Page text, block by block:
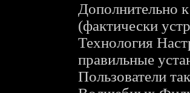
Дополнительно
(фактически
Технология
правильные
Пользователи